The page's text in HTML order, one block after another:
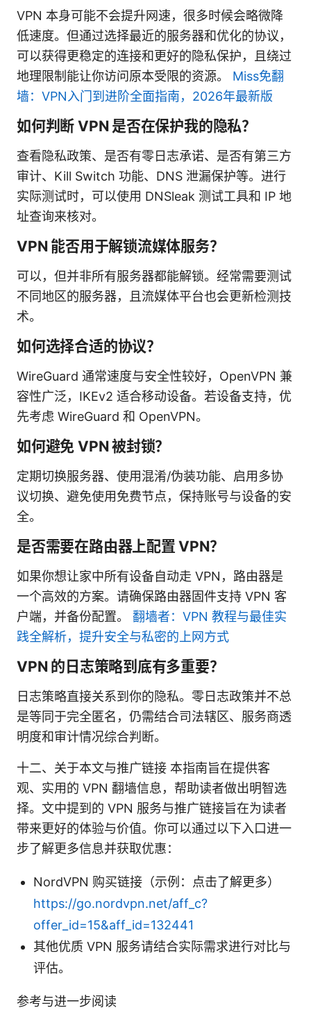
VPN 本身可能不会提升网速，很多时候会略微降
低速度。但通过选择最近的服务器和优化的协议，
可以获得更稳定的连接和更好的隐私保护，且绕过
地理限制能让你访问原本受限的资源。 Miss免翻
墙：VPN入门到进阶全面指南，2026年最新版
如何判断 VPN 是否在保护我的隐私？
查看隐私政策、是否有零日志承诺、是否有第三方
审计、Kill Switch 功能、DNS 泄漏保护等。进行
实际测试时，可以使用 DNSleak 测试工具和 IP 地
址查询来核对。
VPN 能否用于解锁流媒体服务？
可以，但并非所有服务器都能解锁。经常需要测试
不同地区的服务器，且流媒体平台也会更新检测技
术。
如何选择合适的协议？
WireGuard 通常速度与安全性较好，OpenVPN 兼
容性广泛，IKEv2 适合移动设备。若设备支持，优
先考虑 WireGuard 和 OpenVPN。
如何避免 VPN 被封锁？
定期切换服务器、使用混淆/伪装功能、启用多协
议切换、避免使用免费节点，保持账号与设备的安
全。
是否需要在路由器上配置 VPN？
如果你想让家中所有设备自动走 VPN，路由器是
一个高效的方案。请确保路由器固件支持 VPN 客
户端，并备份配置。 翻墙者：VPN 教程与最佳实
践全解析，提升安全与私密的上网方式
VPN 的日志策略到底有多重要？
日志策略直接关系到你的隐私。零日志政策并不总
是等同于完全匿名，仍需结合司法辖区、服务商透
明度和审计情况综合判断。
十二、关于本文与推广链接 本指南旨在提供客
观、实用的 VPN 翻墙信息，帮助读者做出明智选
择。文中提到的 VPN 服务与推广链接旨在为读者
带来更好的体验与价值。你可以通过以下入口进一
步了解更多信息并获取优惠：
NordVPN 购买链接（示例：点击了解更多）
https://go.nordvpn.net/aff_c?
offer_id=15&aff_id=132441
其他优质 VPN 服务请结合实际需求进行对比与
评估。
参考与进一步阅读